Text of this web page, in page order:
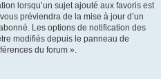
lorsqu’un sujet ajouté aux favoris est
préviendra de la mise à jour d’un
Les options de notification des
modifiés depuis le panneau de
du forum ».